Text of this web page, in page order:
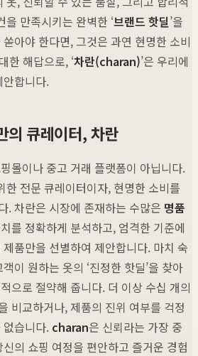
만족시키는 완벽한 ‘브랜드 핫딜’을
아야 한다면, 그것은 과연 현명한 소비
한 해답으로, ‘차란(charan)’은 우리에
합니다.
의 큐레이터, 차란
몰이나 중고 거래 플랫폼이 아닙니다.
한 전문 큐레이터이자, 현명한 소비를
. 차란은 시장에 존재하는 수많은 명품
를 정확하게 분석하고, 엄격한 기준에
품만을 선별하여 제안합니다. 마치 숙
이 원하는 옷의 ‘진정한 핫딜’을 찾아
으로 절약해 줍니다. 더 이상 수십 개의
비교하거나, 제품의 진위 여부를 걱정
습니다. charan은 신뢰라는 가장 중
의 쇼핑 여정을 편안하고 즐거운 경험